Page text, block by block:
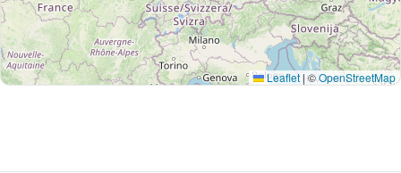
Leaflet|©OpenStreetMap